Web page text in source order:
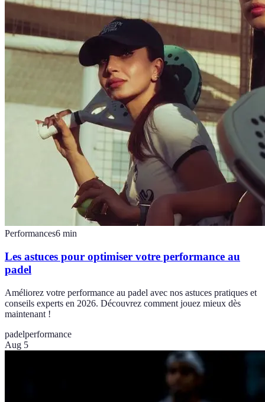
Performances6 min
Les astuces pour optimiser votre performance au
padel
Améliorez votre performance au padel avec nos astuces pratiques et
conseils experts en 2026. Découvrez comment jouez mieux dès
maintenant !
padelperformance
Aug 5